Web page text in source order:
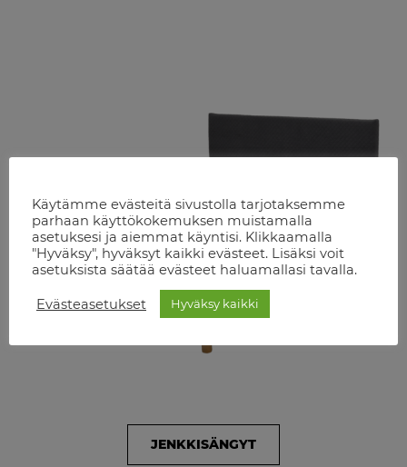
JENKKISÄNGYT
Käytämme evästeitä sivustolla tarjotaksemme
parhaan käyttökokemuksen muistamalla
asetuksesi ja aiemmat käyntisi. Klikkaamalla
"Hyväksy", hyväksyt kaikki evästeet. Lisäksi voit
asetuksista säätää evästeet haluamallasi tavalla.
Evästeasetukset Hyväksy kaikki